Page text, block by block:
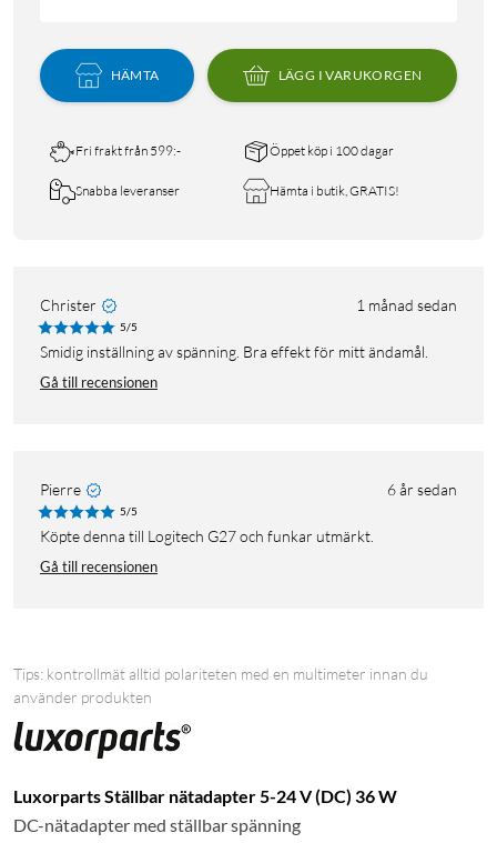
HÄMTA LÄGG I VARUKORGEN
Fri frakt från 599:- Öppet köp i 100 dagar
Snabba leveranser Hämta i butik, GRATIS!
Christer 1 månad sedan
5/5
Smidig inställning av spänning. Bra effekt för mitt ändamål.
Gå till recensionen
Pierre 6 år sedan
5/5
Köpte denna till Logitech G27 och funkar utmärkt.
Gå till recensionen
Tips: kontrollmät alltid polariteten med en multimeter innan du
använder produkten
Luxorparts Ställbar nätadapter 5-24 V (DC) 36 W
DC-nätadapter med ställbar spänning